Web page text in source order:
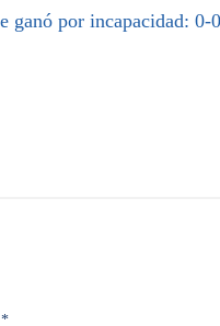
ganó por incapacidad: 0-0
*